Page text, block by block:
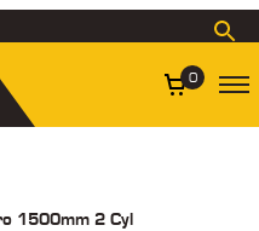
0
1500mm 2 Cyl